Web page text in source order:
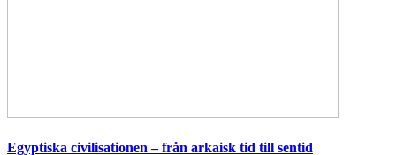
Egyptiska civilisationen – från arkaisk tid till sentid